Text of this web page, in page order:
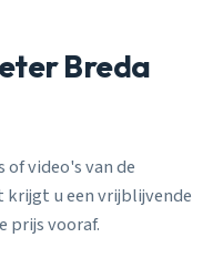
Breda
video's van de
u een vrijblijvende
prijs vooraf.